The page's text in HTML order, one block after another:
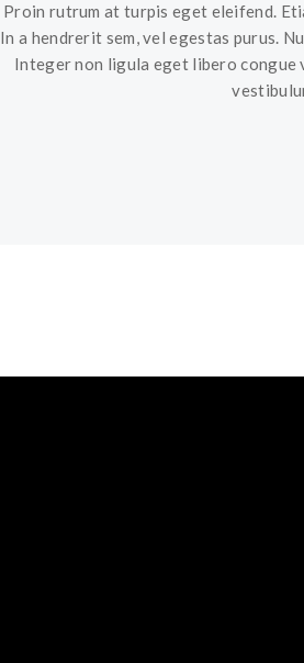
Proin rutrum at turpis eget eleifend.
In a hendrerit sem, vel egestas purus.
Integer non ligula eget libero congue